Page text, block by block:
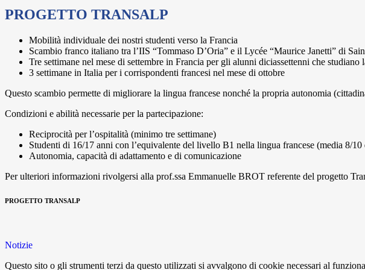
PROGETTO TRANSALP
Mobilità individuale dei nostri studenti verso la Francia
Scambio franco italiano tra l’IIS “Tommaso D’Oria” e il Lycée “Maurice Janetti” di
Tre settimane nel mese di settembre in Francia per gli alunni diciassettenni che studiano
3 settimane in Italia per i corrispondenti francesi nel mese di ottobre
Questo scambio permette di migliorare la lingua francese nonché la propria autonomia
Condizioni e abilità necessarie per la partecipazione:
Reciprocità per l’ospitalità (minimo tre settimane)
Studenti di 16/17 anni con l’equivalente del livello B1 nella lingua francese (media 8/10
Autonomia, capacità di adattamento e di comunicazione
Per ulteriori informazioni rivolgersi alla prof.ssa Emmanuelle BROT referente del progetto
PROGETTO TRANSALP
Notizie
Questo sito o gli strumenti terzi da questo utilizzati si avvalgono di cookie necessari al